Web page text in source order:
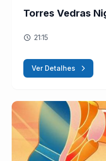
Torres Vedras
21:15
Ver Detalhes